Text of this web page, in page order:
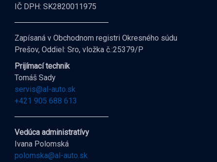
IČ DPH: SK2820011975
Zapísaná v Obchodnom registri Okresného súdu
Prešov, Oddiel: Sro, vložka č.:25379/P
Prijímací technik
Tomáš Sady
servis@al-auto.sk
+421 905 688 613
Vedúca administratívy
Ivana Polomská
polomska@al-auto.sk